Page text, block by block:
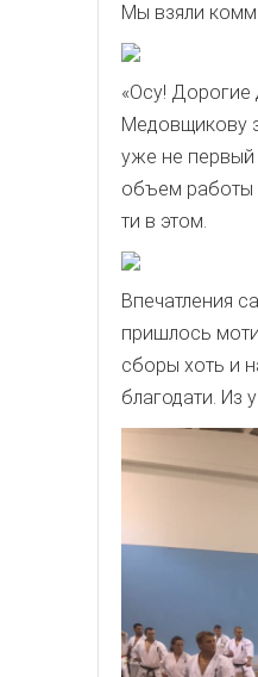
Мы взяли
«Осу! Дорогие
Медовщикову
уже не первый
объем работы
ти в этом.
Впечатления
пришлось
сборы хоть и
благодати. Из